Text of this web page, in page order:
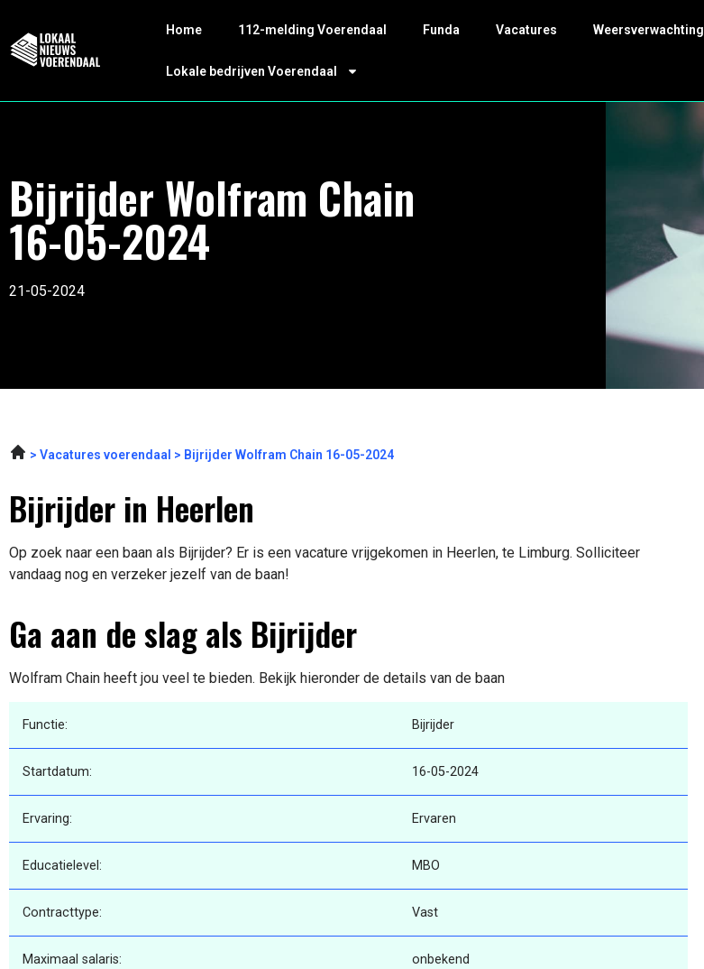
Home 112-melding Voerendaal Funda Vacatures Weersverwachting
Lokale bedrijven Voerendaal
Bijrijder Wolfram Chain
16-05-2024
21-05-2024
Vacatures voerendaal Bijrijder Wolfram Chain 16-05-2024
Bijrijder in Heerlen
Op zoek naar een baan als Bijrijder? Er is een vacature vrijgekomen in Heerlen, te Limburg. Solliciteer
vandaag nog en verzeker jezelf van de baan!
Ga aan de slag als Bijrijder
Wolfram Chain heeft jou veel te bieden. Bekijk hieronder de details van de baan
Functie: Bijrijder
Startdatum: 16-05-2024
Ervaring: Ervaren
Educatielevel: MBO
Contracttype: Vast
Maximaal salaris: onbekend